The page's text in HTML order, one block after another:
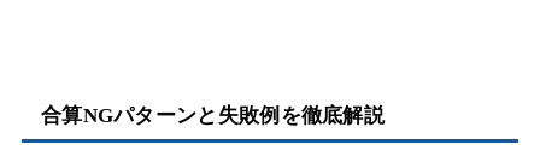
合算NGパターンと失敗例を徹底解説